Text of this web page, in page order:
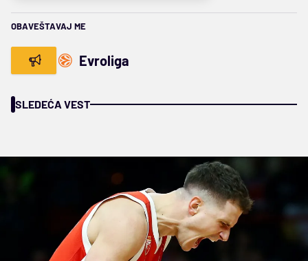
OBAVEŠTAVAJ ME
Evroliga
SLEDEĆA VEST